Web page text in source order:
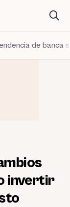
de banca
invertir